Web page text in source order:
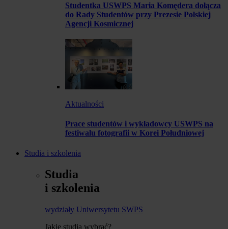
Studentka USWPS Maria Komędera dołącza
do Rady Studentów przy Prezesie Polskiej
Agencji Kosmicznej
Aktualności
Prace studentów i wykładowcy USWPS na
festiwalu fotografii w Korei Południowej
Studia i szkolenia
Studia
i szkolenia
wydziały Uniwersytetu SWPS
Jakie studia wybrać?